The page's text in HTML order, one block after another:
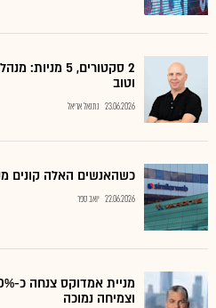
2 סקטורים, 5
וטוב
23.06.2026 נתנאל אריאל
כשהאנשים האלה קונים
22.06.2026 יואב ספר
וצמיחה נמוכה